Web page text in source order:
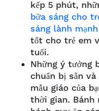
kếp 5 phút,
bữa sáng cho
sáng lành
tốt cho trẻ em
tuổi.
Những ý tưởng
chuẩn bị sẵn
mẫu giáo của
thời gian.